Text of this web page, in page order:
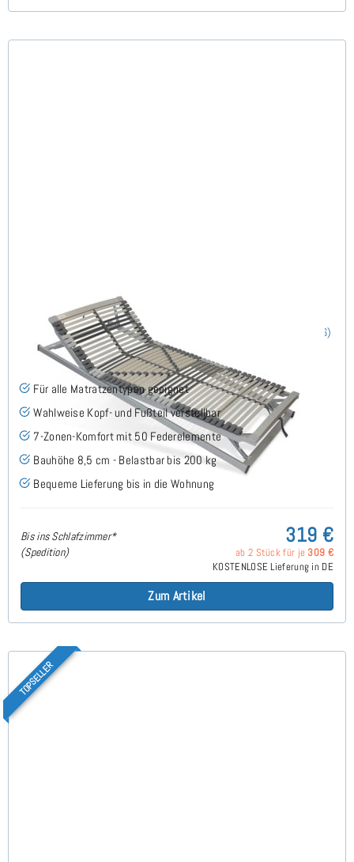
Nimbo 44 KFV - Lattenrost 100x220 cm (76)
Für alle Matratzentypen geeignet
Wahlweise Kopf- und Fußteil verstellbar
7-Zonen-Komfort mit 50 Federelemente
Bauhöhe 8,5 cm - Belastbar bis 200 kg
Bequeme Lieferung bis in die Wohnung
Bis ins Schlafzimmer*
(Spedition)
319 €
ab 2 Stück für je 309 €
KOSTENLOSE Lieferung in DE
Zum Artikel
TOPSELLER